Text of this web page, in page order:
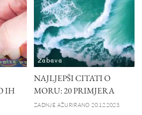
IH
Zabava
NAJLJEPŠI CITATI O
MORU: 20 PRIMJERA
ZADNJE AŽURIRANO 20.12.2023.